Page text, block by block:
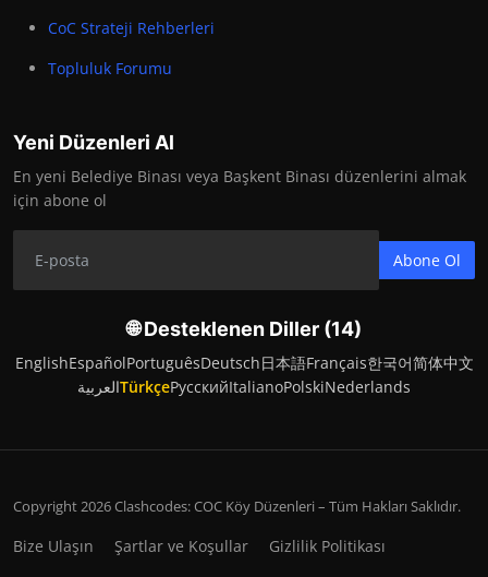
CoC Strateji Rehberleri
Topluluk Forumu
Yeni Düzenleri Al
En yeni Belediye Binası veya Başkent Binası düzenlerini almak
için abone ol
Abone Ol
🌐 Desteklenen Diller (14)
EnglishEspañolPortuguêsDeutsch日本語Français한국어简体中文
العربيةTürkçeРусскийItalianoPolskiNederlands
Copyright 2026 Clashcodes: COC Köy Düzenleri – Tüm Hakları Saklıdır.
Bize Ulaşın Şartlar ve Koşullar
Gizlilik Politikası